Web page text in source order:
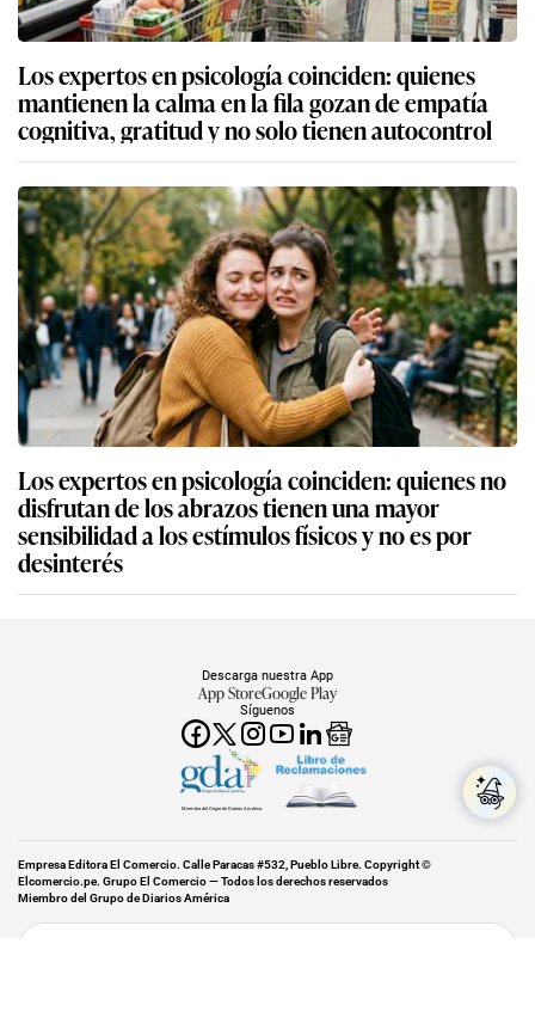
Los expertos en psicología coinciden: quienes
mantienen la calma en la fila gozan de empatía
cognitiva, gratitud y no solo tienen autocontrol
Los expertos en psicología coinciden: quienes no
disfrutan de los abrazos tienen una mayor
sensibilidad a los estímulos físicos y no es por
desinterés
Síguenos
Descarga nuestra App
App StoreGoogle Play
Miembro del Grupo de Diarios América
Empresa Editora El Comercio. Calle Paracas #532, Pueblo Libre. Copyright ©
Elcomercio.pe. Grupo El Comercio — Todos los derechos reservados
Miembro del Grupo de Diarios América